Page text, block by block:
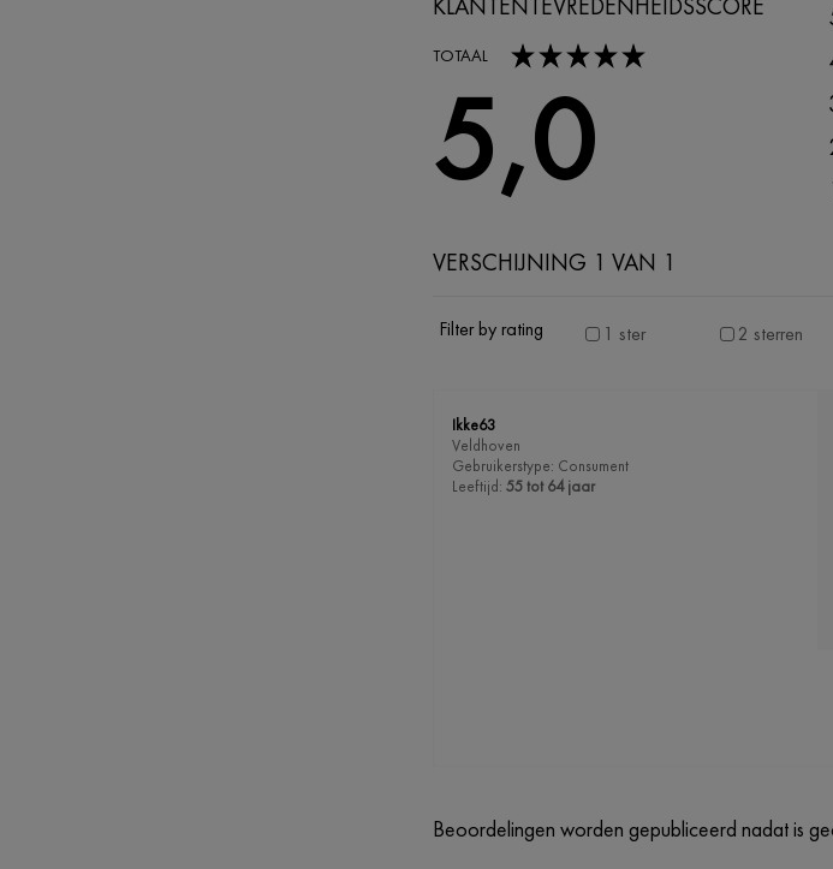
TOTAAL
5,0 out of 5 stars
5,0
VERSCHIJNING 1 VAN 1
Filter by rating 1 ster 2 sterren
Ikke63
Veldhoven
Gebruikerstype: Consument
Leeftijd: 55 tot 64 jaar
Beoordelingen worden gepubliceerd nadat is